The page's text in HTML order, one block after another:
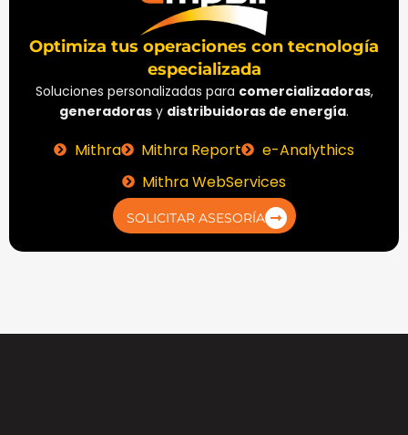
Optimiza tus operaciones con tecnología
especializada
Soluciones personalizadas para comercializadoras,
generadoras y distribuidoras de energía.
Mithra Mithra Report
e-Analythics
Mithra WebServices
SOLICITAR ASESORÍA